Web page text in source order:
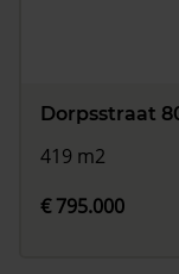
Dorpsstraat
419 m2
€ 795.000